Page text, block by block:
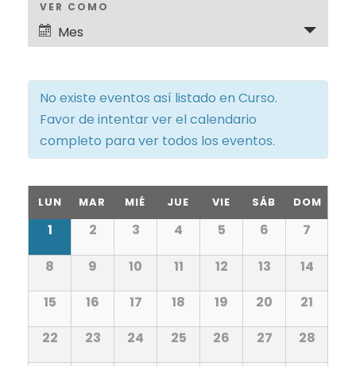
v
e
g
a
c
i
ó
n
d
N
a
v
e
g
a
c
i
ó
n
VER COMO
Mes
No existe eventos así listado en Curso.
Favor de intentar ver el calendario
completo para ver todos los eventos.
C
a
l
e
l
n
LUN MAR MIÉ JUE VIE SÁB DOM
1 2 3 4 5 6
7
8
9 10 11 12 13
14
15
16 17 18 19 20
21
22
23 24 25 26 27
28